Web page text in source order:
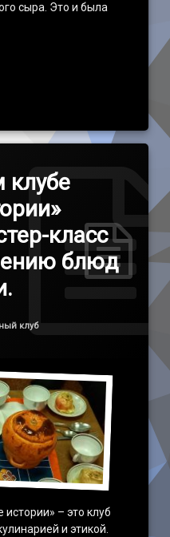
сыра. Это и была
клубе
класс
блюд
на 23.12.2021
клуб
– это клуб
и этикой.